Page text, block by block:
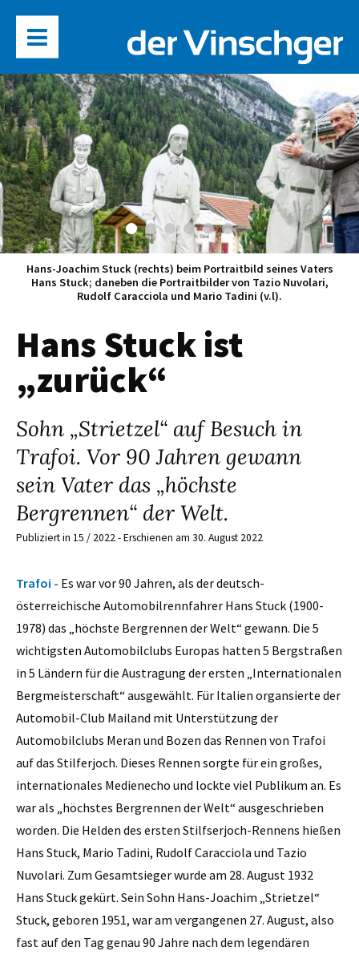
Hans-Joachim Stuck (rechts) beim Portraitbild seines Vaters
Hans Stuck; daneben die Portraitbilder von Tazio Nuvolari,
Rudolf Caracciola und Mario Tadini (v.l).
Hans Stuck ist
„zurück“
Sohn „Strietzel“ auf Besuch in
Trafoi. Vor 90 Jahren gewann
sein Vater das „höchste
Bergrennen“ der Welt.
Publiziert in 15 / 2022 - Erschienen am 30. August 2022
Trafoi - Es war vor 90 Jahren, als der deutsch-
österreichische Automobilrennfahrer Hans Stuck (1900-
1978) das „höchste Bergrennen der Welt“ gewann. Die 5
wichtigsten Automobilclubs Europas hatten 5 Bergstraßen
in 5 Ländern für die Austragung der ersten „Internationalen
Bergmeisterschaft“ ausgewählt. Für Italien organsierte der
Automobil-Club Mailand mit Unterstützung der
Automobilclubs Meran und Bozen das Rennen von Trafoi
auf das Stilferjoch. Dieses Rennen sorgte für ein großes,
internationales Medienecho und lockte viel Publikum an. Es
war als „höchstes Bergrennen der Welt“ ausgeschrieben
worden. Die Helden des ersten Stilfserjoch-Rennens hießen
Hans Stuck, Mario Tadini, Rudolf Caracciola und Tazio
Nuvolari. Zum Gesamtsieger wurde am 28. August 1932
Hans Stuck gekürt. Sein Sohn Hans-Joachim „Strietzel“
Stuck, geboren 1951, war am vergangenen 27. August, also
fast auf den Tag genau 90 Jahre nach dem legendären